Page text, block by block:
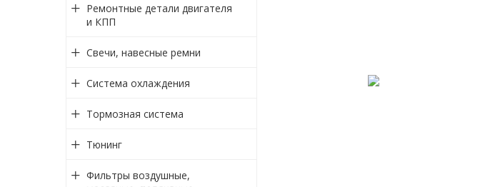
Ремонтные детали двигателя
и КПП
Свечи, навесные ремни
Система охлаждения
Тормозная система
Тюнинг
Фильтры воздушные,